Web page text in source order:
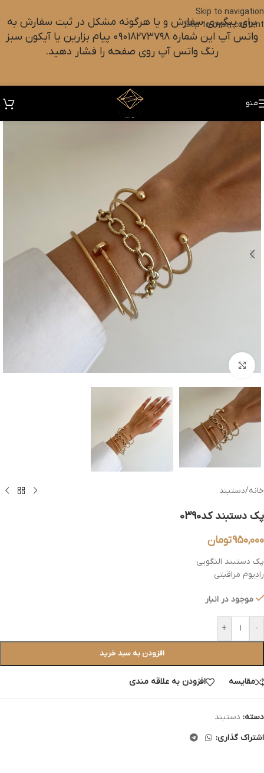
Skip to navigation
Skip to main content
برای پیگیری سفارش و یا هرگونه مشکل در ثبت سفارش به
واتس آپ این شماره ۰۹۰۱۸۲۷۳۷۹۸ پیام بزارین یا آیکون سبز
رنگ واتس آپ روی صفحه را فشار دهید.
منو
بزرگنمایی تصویر
خانه/دستبند
پک دستبند کد0390
950,000تومان
پک دستبند النگویی
رادیوم مراقبتی
موجود در انبار
-
+
افزودن به سبد خرید
مقایسه افزودن به علاقه مندی
دسته: دستبند
اشتراک گذاری: